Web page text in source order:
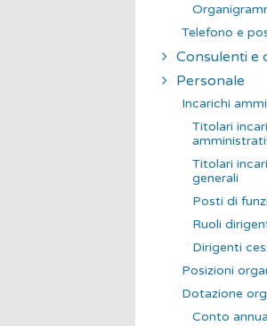
Telefono e
Consulenti e
Personale
Incarichi
Titolari
Titolari
generali
Posti di
Ruoli
Dirigenti
Posizioni
Dotazione
Conto